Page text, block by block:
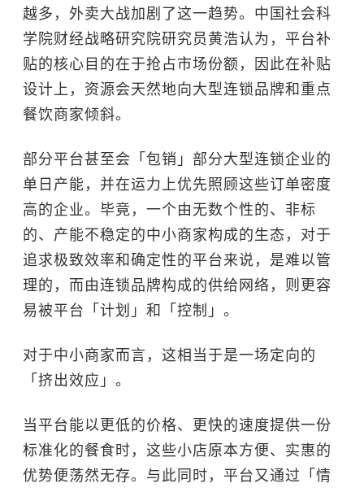
越多，外卖大战加剧了这一趋势。中国社会科
学院财经战略研究院研究员黄浩认为，平台补
贴的核心目的在于抢占市场份额，因此在补贴
设计上，资源会天然地向大型连锁品牌和重点
餐饮商家倾斜。
部分平台甚至会「包销」部分大型连锁企业的
单日产能，并在运力上优先照顾这些订单密度
高的企业。毕竟，一个由无数个性的、非标
的、产能不稳定的中小商家构成的生态，对于
追求极致效率和确定性的平台来说，是难以管
理的，而由连锁品牌构成的供给网络，则更容
易被平台「计划」和「控制」。
对于中小商家而言，这相当于是一场定向的
「挤出效应」。
当平台能以更低的价格、更快的速度提供一份
标准化的餐食时，这些小店原本方便、实惠的
优势便荡然无存。与此同时，平台又通过「情